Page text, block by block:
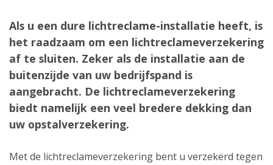
Als u een dure lichtreclame-installatie heeft, is
het raadzaam om een lichtreclameverzekering
af te sluiten. Zeker als de installatie aan de
buitenzijde van uw bedrijfspand is
aangebracht. De lichtreclameverzekering
biedt namelijk een veel bredere dekking dan
uw opstalverzekering.
Met de lichtreclameverzekering bent u verzekerd tegen